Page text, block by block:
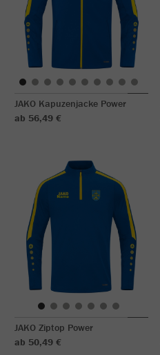
JAKO Kapuzenjacke Power
ab 56,49 €
JAKO Ziptop Power
ab 50,49 €